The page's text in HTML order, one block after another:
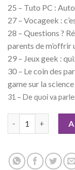
25 – Tuto PC :
27 – Vocageek :
28 – Questions ?
parents de m’offrir
29 – Jeux geek :
30 – Le coin des
game sur la science
31 – De quoi va